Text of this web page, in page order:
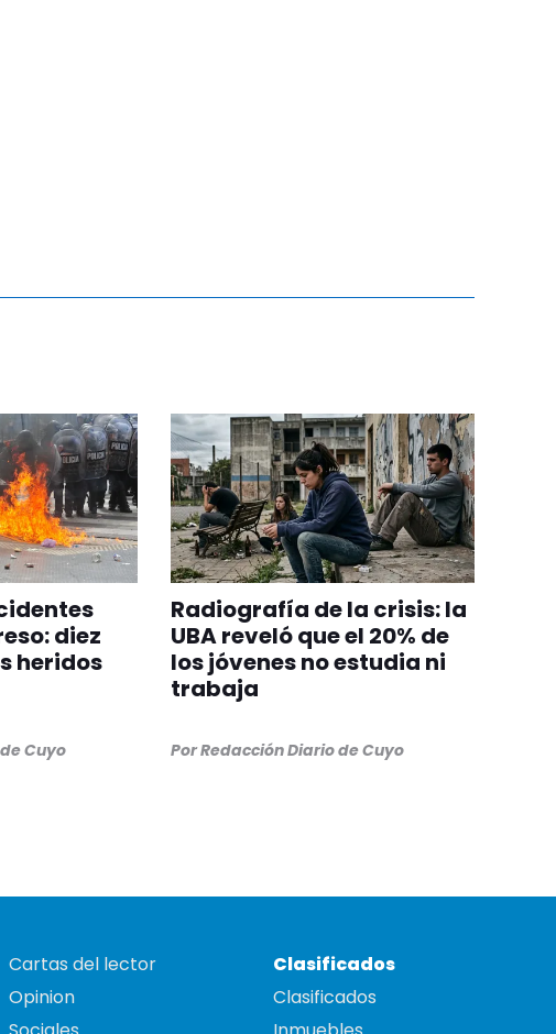
diez
heridos
Cuyo
Radiografía de la crisis: la
UBA reveló que el 20% de
los jóvenes no estudia ni
trabaja
PorRedacción Diario de Cuyo
Cartas del lector
Opinion
Clasificados
Clasificados